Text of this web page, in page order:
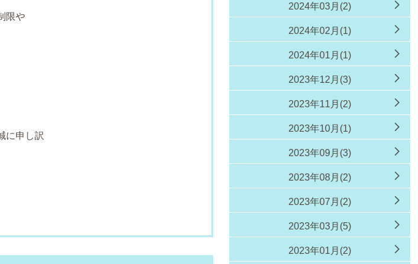
限や
に申し訳
し上げます。
2024年03月(2)
2024年02月(1)
2024年01月(1)
2023年12月(3)
2023年11月(2)
2023年10月(1)
2023年09月(3)
2023年08月(2)
2023年07月(2)
2023年03月(5)
2023年01月(2)